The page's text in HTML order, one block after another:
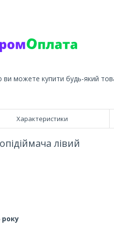
ви можете купити будь-який
Характеристики
лівий